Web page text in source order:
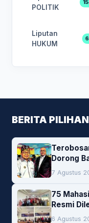
POLITIK
Liputan
HUKUM
BERITA PILIHAN
Dorong
7 Agustus
75
Resmi
Empat
6 Agustus